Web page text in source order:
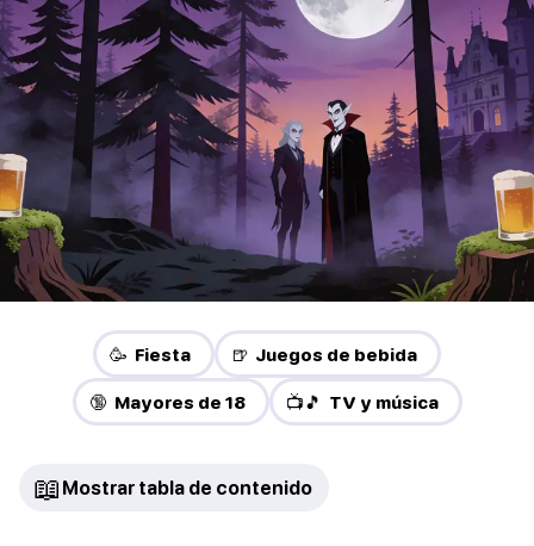
🥳 Fiesta 🍺 Juegos de bebida
🔞 Mayores de 18 📺🎵 TV y música
📖 Mostrar tabla de contenido